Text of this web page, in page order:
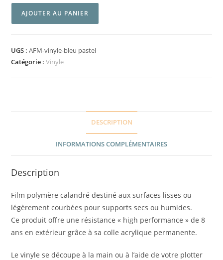
AJOUTER AU PANIER
UGS :AFM-vinyle-bleu pastel
Catégorie :Vinyle
DESCRIPTION
INFORMATIONS COMPLÉMENTAIRES
Description
Film polymère calandré destiné aux surfaces lisses ou
légèrement courbées pour supports secs ou humides.
Ce produit offre une résistance « high performance » de 8
ans en extérieur grâce à sa colle acrylique permanente.
Le vinyle se découpe à la main ou à l’aide de votre plotter